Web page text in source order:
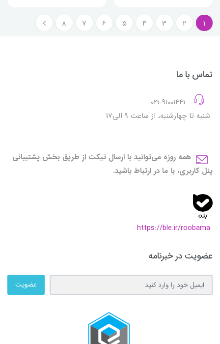
1
2
3
4
5
6
7
8
تماس با ما
شنبه تا چهارشنبه، از ساعت 9 الی17
همه روزه می‌توانید با ارسال تیکت از طریق بخش پشتیبانی
پنل کاربری، با ما در ارتباط باشید.
https://ble.ir/roobama
عضویت در خبرنامه
عضویت